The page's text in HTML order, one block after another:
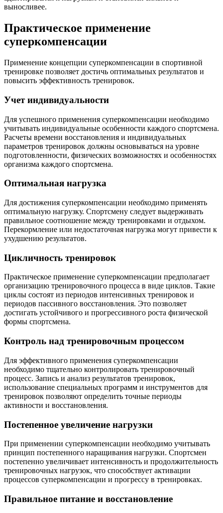
выносливее.
Практическое применение
суперкомпенсации
Применение концепции суперкомпенсации в спортивной
тренировке позволяет достичь оптимальных результатов и
повысить эффективность тренировок.
Учет индивидуальности
Для успешного применения суперкомпенсации необходимо
учитывать индивидуальные особенности каждого спортсмена.
Расчеты времени восстановления и индивидуальных
параметров тренировок должны основываться на уровне
подготовленности, физических возможностях и особенностях
организма каждого спортсмена.
Оптимальная нагрузка
Для достижения суперкомпенсации необходимо применять
оптимальную нагрузку. Спортсмену следует выдерживать
правильное соотношение между тренировками и отдыхом.
Перекормление или недостаточная нагрузка могут привести к
ухудшению результатов.
Цикличность тренировок
Практическое применение суперкомпенсации предполагает
организацию тренировочного процесса в виде циклов. Такие
циклы состоят из периодов интенсивных тренировок и
периодов пассивного восстановления. Это позволяет
достигать устойчивого и прогрессивного роста физической
формы спортсмена.
Контроль над тренировочным процессом
Для эффективного применения суперкомпенсации
необходимо тщательно контролировать тренировочный
процесс. Запись и анализ результатов тренировок,
использование специальных программ и инструментов для
тренировок позволяют определить точные периоды
активности и восстановления.
Постепенное увеличение нагрузки
При применении суперкомпенсации необходимо учитывать
принцип постепенного наращивания нагрузки. Спортсмен
постепенно увеличивает интенсивность и продолжительность
тренировочных нагрузок, что способствует активации
процессов суперкомпенсации и прогрессу в тренировках.
Правильное питание и восстановление